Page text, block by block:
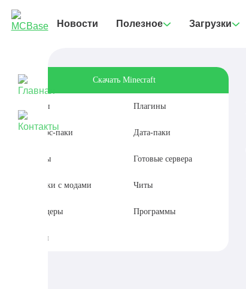
Новости Полезное Загрузки
Скачать Minecraft
Моды Плагины
Ресурс-паки Дата-паки
Карты Готовые сервера
Сборки с модами Читы
Шейдеры Программы
Сиды